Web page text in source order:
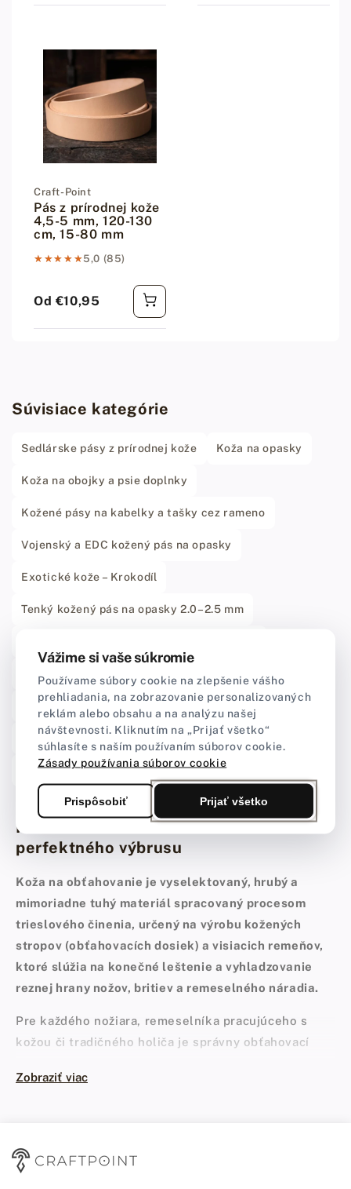
Dodávateľ:
Craft-Point
Pás z prírodnej kože
4,5-5 mm, 120-130
cm, 15-80 mm
★★★★★
★★★★★5,0 (85)
Bežná cena
Od €10,95
Súvisiace kategórie
Sedlárske pásy z prírodnej kože Koža na opasky
Koža na obojky a psie doplnky
Kožené pásy na kabelky a tašky cez rameno
Vojenský a EDC kožený pás na opasky
Exotické kože – Krokodíl
Tenký kožený pás na opasky 2.0–2.5 mm
Hrubý kožený pás na opasky 4.0–5.0 mm
Kožený pás na opasky Maya
Prírodný kožený pás na opasky
Hnedý kožený pás na opasky
Koža na obťahovacie remene – základ
perfektného výbrusu
Koža na obťahovanie je vyselektovaný, hrubý a
mimoriadne tuhý materiál spracovaný procesom
trieslového činenia, určený na výrobu kožených
stropov (obťahovacích dosiek) a visiacich remeňov,
ktoré slúžia na konečné leštenie a vyhladzovanie
reznej hrany nožov, britiev a remeselného náradia.
Pre každého nožiara, remeselníka pracujúceho s
kožou či tradičného holiča je správny obťahovací
nástrojom ako samotné ostriace kamene. Aj tá
(ostrap). Práve
jej odstránenie, vytiahnutie hrany do takzvaného
Zobraziť viac
Vážime si vaše súkromie
Používame súbory cookie na zlepšenie vášho
prehliadania, na zobrazovanie personalizovaných
reklám alebo obsahu a na analýzu našej
návštevnosti. Kliknutím na „Prijať všetko“
súhlasíte s naším používaním súborov cookie.
Zásady používania súborov cookie
Prispôsobiť Prijať všetko